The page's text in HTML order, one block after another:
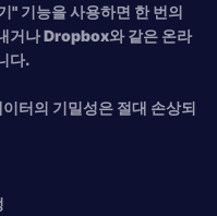
" 기능을 사용하면 한 번의
거나 Dropbox와 같은 온라
다.
터의 기밀성은 절대 손상되